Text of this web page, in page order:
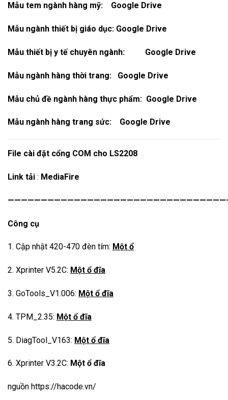
Mẫu tem ngành hàng mỹ: Google Drive
Mẫu ngành thiết bị giáo dục: Google Drive
Mẫu thiết bị y tế chuyên ngành: Google Drive
Mẫu ngành hàng thời trang: Google Drive
Mẫu chủ đề ngành hàng thực phẩm: Google Drive
Mẫu ngành hàng trang sức: Google Drive
File cài đặt cổng COM cho LS2208
Link tải : MediaFire
Công cụ
1. Cập nhật 420-470 đèn tím: Một ổ
2. Xprinter V5.2C: Một ổ đĩa
3. GoTools_V1.006: Một ổ đĩa
4. TPM_2.35: Một ổ đĩa
5. DiagTool_V163: Một ổ đĩa
6. Xprinter V3.2C: Một ổ đĩa
nguồn https://hacode.vn/